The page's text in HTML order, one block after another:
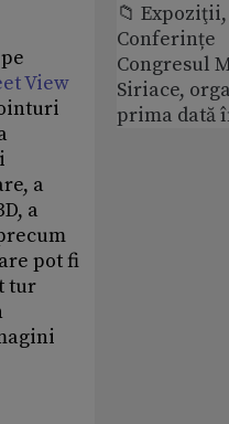
View
a
a
pot fi
tur
📁
Conferințe
Congresul
Siriace,
prima dată